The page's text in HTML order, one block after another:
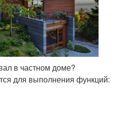
в частном доме?
для выполнения функций: